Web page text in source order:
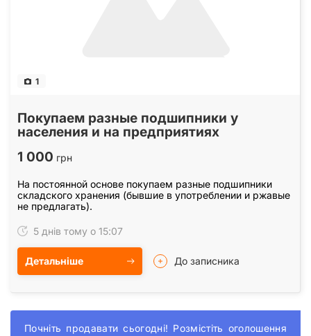
1
Покупаем разные подшипники у
населения и на предприятиях
1 000 грн
На постоянной основе покупаем разные подшипники
складского хранения (бывшие в употреблении и ржавые
не предлагать).
5 днів тому о 15:07
Детальніше До записника
Почніть продавати сьогодні! Розмістіть оголошення